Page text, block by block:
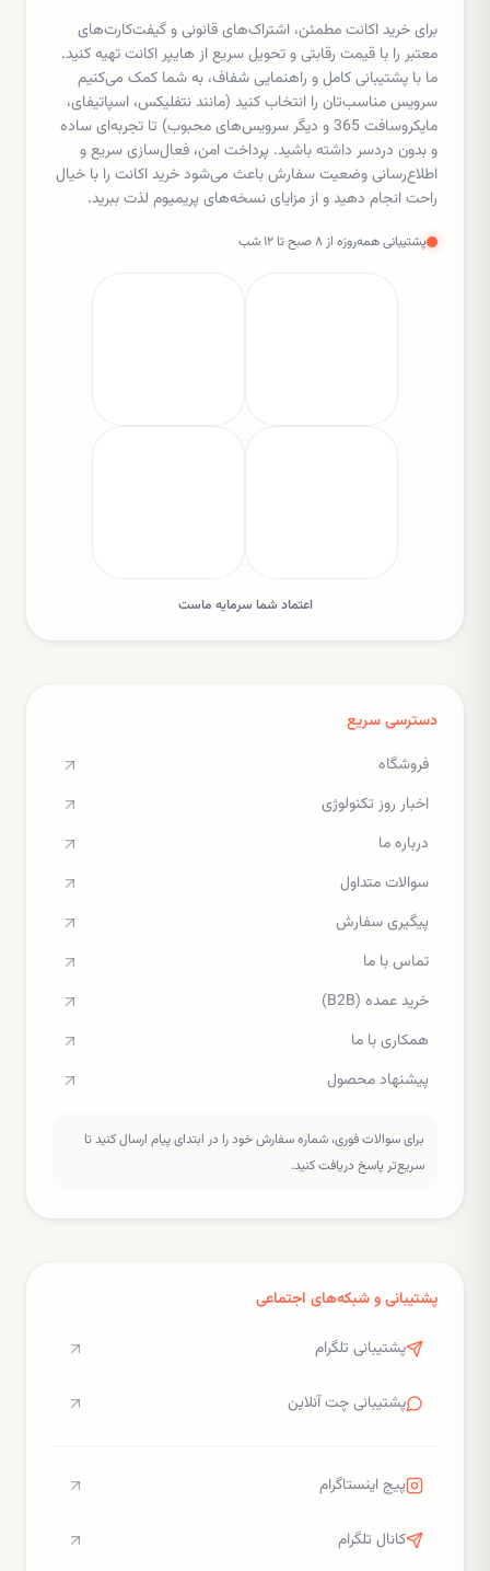
برای خرید اکانت مطمئن، اشتراک‌های قانونی و گیفت‌کارت‌های
معتبر را با قیمت رقابتی و تحویل سریع از هایپر اکانت تهیه کنید.
ما با پشتیبانی کامل و راهنمایی شفاف، به شما کمک می‌کنیم
سرویس مناسب‌تان را انتخاب کنید (مانند نتفلیکس، اسپاتیفای،
مایکروسافت 365 و دیگر سرویس‌های محبوب) تا تجربه‌ای ساده
و بدون دردسر داشته باشید. پرداخت امن، فعال‌سازی سریع و
اطلاع‌رسانی وضعیت سفارش باعث می‌شود خرید اکانت را با خیال
راحت انجام دهید و از مزایای نسخه‌های پریمیوم لذت ببرید.
پشتیبانی همه‌روزه از ۸ صبح تا ۱۲ شب
اعتماد شما سرمایه ماست
دسترسی سریع
فروشگاه
اخبار روز تکنولوژی
درباره ما
سوالات متداول
پیگیری سفارش
تماس با ما
خرید عمده (B2B)
همکاری با ما
پیشنهاد محصول
برای سوالات فوری، شماره سفارش خود را در ابتدای پیام ارسال کنید تا
سریع‌تر پاسخ دریافت کنید.
پشتیبانی و شبکه‌های اجتماعی
پشتیبانی تلگرام
پشتیبانی چت آنلاین
پیج اینستاگرام
کانال تلگرام